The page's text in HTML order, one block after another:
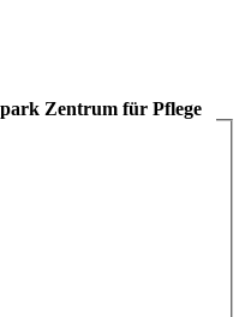
Zentrum für Pflege